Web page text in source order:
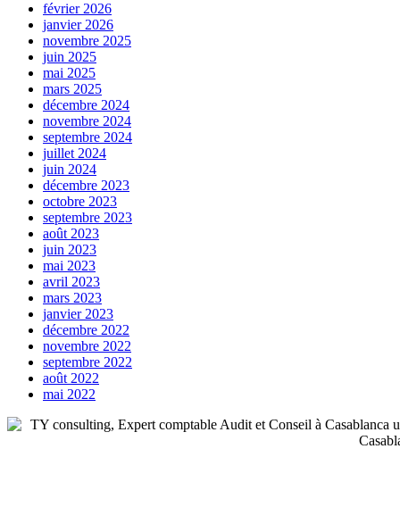
février 2026
janvier 2026
novembre 2025
juin 2025
mai 2025
mars 2025
décembre 2024
novembre 2024
septembre 2024
juillet 2024
juin 2024
décembre 2023
octobre 2023
septembre 2023
août 2023
juin 2023
mai 2023
avril 2023
mars 2023
janvier 2023
décembre 2022
novembre 2022
septembre 2022
août 2022
mai 2022